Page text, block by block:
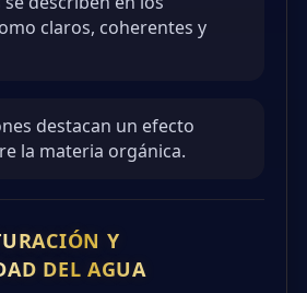
claros, coherentes y
destacan un efecto
la materia orgánica.
Y
DEL AGUA